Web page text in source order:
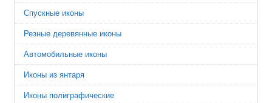
Спускные иконы
Резные деревянные иконы
Автомобильные иконы
Иконы из янтаря
Иконы полиграфические